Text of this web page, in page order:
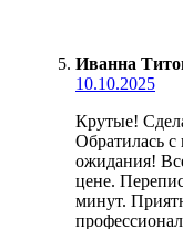
Иванна
10.10.2025
Крутые!
Обратилась с
ожидания!
цене.
минут.